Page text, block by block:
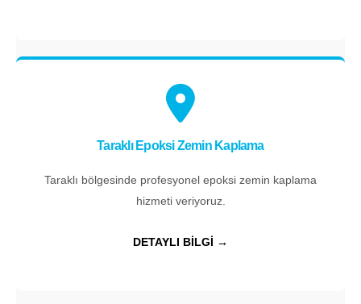
Taraklı Epoksi Zemin Kaplama
Taraklı bölgesinde profesyonel epoksi zemin kaplama
hizmeti veriyoruz.
DETAYLI BİLGİ →